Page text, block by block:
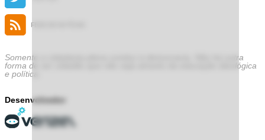
FEED DE NOTÍCIAS
Somente a cidadania plena conduz à democracia. Não há outra
forma de ser cidadão que não seja através da educação ideológica
e política.
Desenvolvedor